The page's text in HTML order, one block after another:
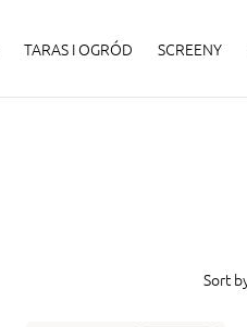
TARAS I OGRÓD SCREENY